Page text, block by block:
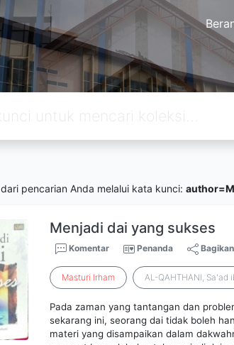
dari pencarian Anda melalui kata kunci:
Menjadi dai yang sukses
Komentar Penanda Bagikan
Masturi Irham AL-QAHTHANI, Sa'ad
Pada zaman yang tantangan dan
sekarang ini, seorang dai tidak boleh
materi yang disampaikan dalam